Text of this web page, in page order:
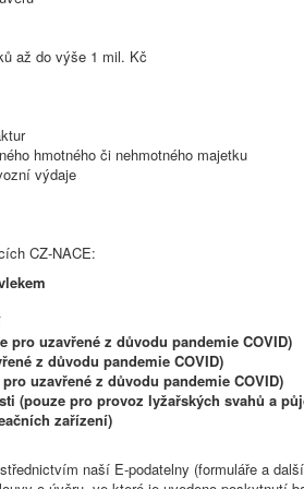
až do výše 1 mil. Kč
hmotného či nehmotného majetku
výdaje
CZ-NACE:
uzavřené z důvodu pandemie COVID)
z důvodu pandemie COVID)
uzavřené z důvodu pandemie COVID)
(pouze pro provoz lyžařských svahů a
zařízení)
naší E-podatelny (formuláře a